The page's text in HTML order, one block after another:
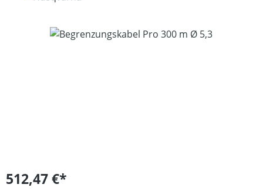
Bildergalerie überspringen
512,47 €*